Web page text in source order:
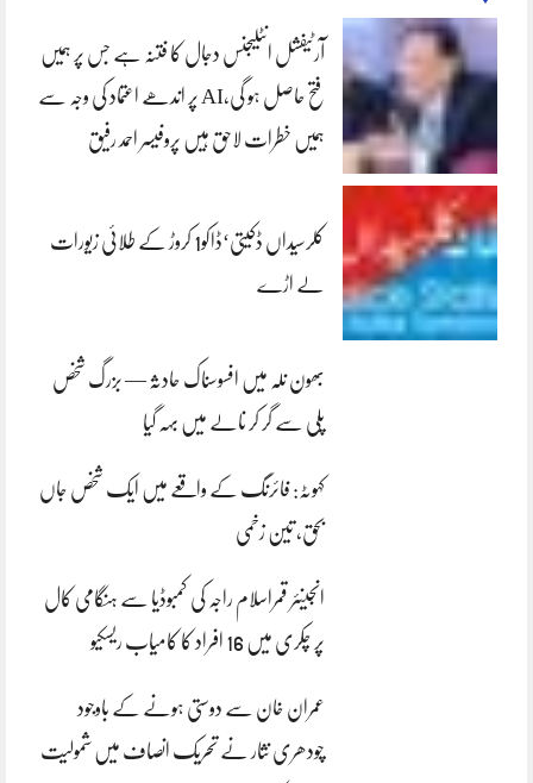
آرٹیفشل انٹلیجنس دجال کا فتنہ ہے جس پر ہمیں
فتح حاصل ہو گی،AI پر اندھے اعتماد کی وجہ سے
ہمیں خطرات لاحق ہیں پروفیسر احمد رفیق
کلرسیداں ڈکیتی‘ڈاکو1 کروڑ کے طلائی زیورات
لے اڑے
بھون نلہ میں افسوسناک حادثہ — بزرگ شخص
پلی سے گر کر نالے میں بہہ گیا
کہوٹہ: فائرنگ کے واقعے میں ایک شخص جاں
بحق، تین زخمی
انجینئر قمراسلام راجہ کی کمبوڈیا سے ہنگامی کال
پر چکری میں 16 افراد کا کامیاب ریسکیو
عمران خان سے دوستی ہونے کے باوجود
چودھری نثار نے تحریک انصاف میں شمولیت